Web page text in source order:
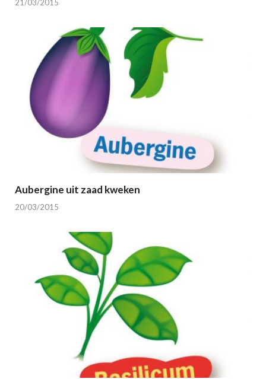
21/03/2015
Aubergine uit zaad kweken
20/03/2015